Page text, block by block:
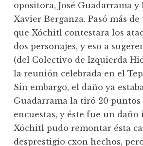
opositora, José Guadarrama y
Xavier Berganza. Pasó más
que Xóchitl contestara los
dos personajes, y eso a
(del Colectivo de Izquierda
la reunión celebrada en el
Sin embargo, el daño ya
Guadarrama la tiró 20 puntos
encuestas, y éste fue un daño
Xóchitl pudo remontar ésta
desprestigio cxon hechos,